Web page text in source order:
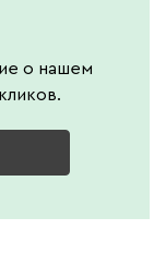
о нашем